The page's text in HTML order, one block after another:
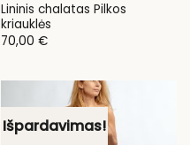
Lininis chalatas Pilkos
kriauklės
70,00 €
Išpardavimas!